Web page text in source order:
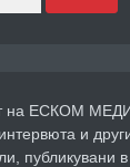
на ЕСКОМ
и други
публикувани в